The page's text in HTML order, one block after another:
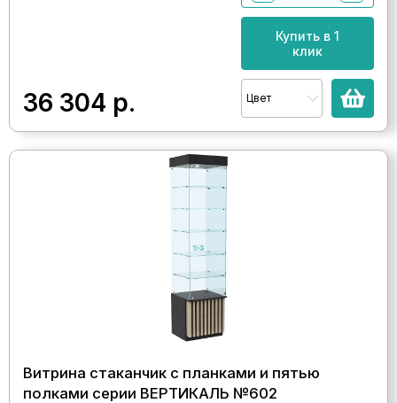
36 304 р.
Купить в 1
клик
Цвет
Витрина стаканчик с планками и пятью
полками серии ВЕРТИКАЛЬ №602